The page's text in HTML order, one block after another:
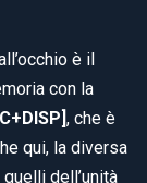
è il
con la
, che è
qui, la diversa
quelli dell’unità